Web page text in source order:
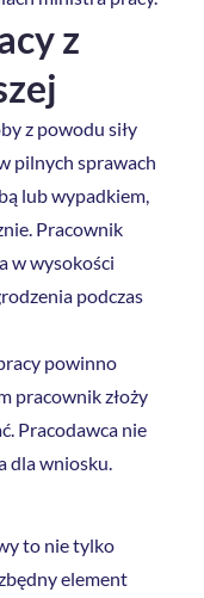
z
z powodu siły
pilnych sprawach
lub wypadkiem,
Pracownik
w wysokości
podczas
powinno
pracownik złoży
Pracodawca nie
dla wniosku.
to nie tylko
element